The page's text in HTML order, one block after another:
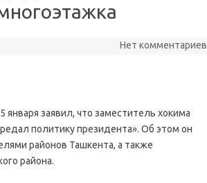
Нет комментариев
заявил, что заместитель хокима
политику президента». Об этом он
районов Ташкента, а также
района.